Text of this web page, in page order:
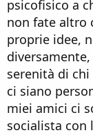
psicofisico a
non fate altro
proprie idee,
serenità di
ci siano
miei amici ci
socialista con